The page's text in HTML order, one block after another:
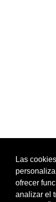
Las
ofrecer
analizar el